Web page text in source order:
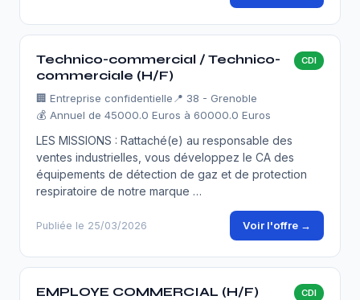
Technico-commercial / Technico-
commerciale (H/F)
CDI
🏢 Entreprise confidentielle 📍 38 - Grenoble
💰 Annuel de 45000.0 Euros à 60000.0 Euros
LES MISSIONS : Rattaché(e) au responsable des
ventes industrielles, vous développez le CA des
équipements de détection de gaz et de protection
respiratoire de notre marque …
Publiée le 25/03/2026 Voir l'offre →
EMPLOYE COMMERCIAL (H/F) CDI